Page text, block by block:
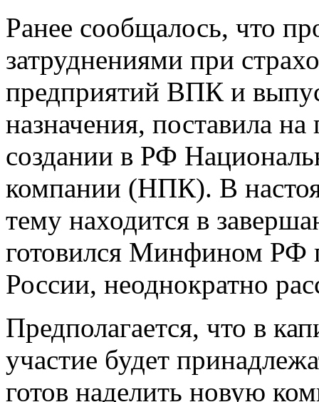
Ранее сообщалось, что
затруднениями при
предприятий ВПК и
назначения, поставила
создании в РФ
компании (НПК). В
тему находится в
готовился Минфином РФ
России, неоднократно
Предполагается, что в
участие будет
готов наделить новую